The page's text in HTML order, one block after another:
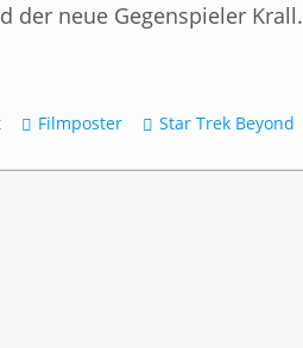
der neue Gegenspieler Krall.
Filmposter Star Trek Beyond